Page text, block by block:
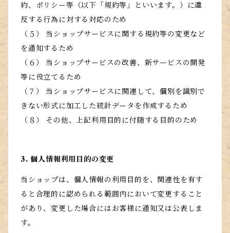
約、ポリシー等（以下「規約等」といいます。）に違
反する行為に対する対応のため
（５） 当ショップサービスに関する規約等の変更など
を通知するため
（６） 当ショップサービスの改善、新サービスの開発
等に役立てるため
（７） 当ショップサービスに関連して、個別を識別で
きない形式に加工した統計データを作成するため
（８） その他、上記利用目的に付随する目的のため
3. 個人情報利用目的の変更
当ショップは、個人情報の利用目的を、関連性を有す
ると合理的に認められる範囲内において変更すること
があり、変更した場合にはお客様に通知又は公表しま
す。